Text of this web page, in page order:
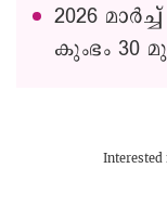
2026
കുംഭം 30
Interested